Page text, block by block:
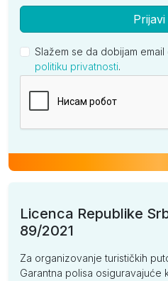
Slažem se da dobijam
politiku privatnosti.
Licenca Republike
89/2021
Za organizovanje turističkih
Garantna polisa osiguravajuće